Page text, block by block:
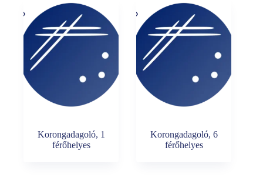
Korongadagoló, 1
férőhelyes
Korongadagoló, 6
férőhelyes